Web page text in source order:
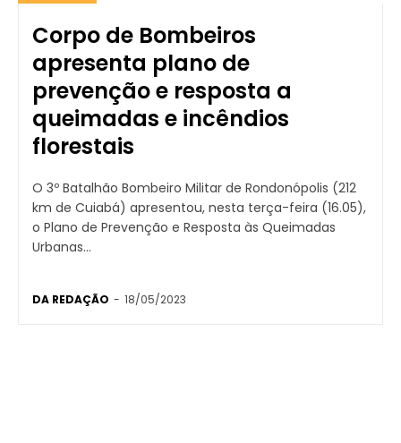
Corpo de Bombeiros
apresenta plano de
prevenção e resposta a
queimadas e incêndios
florestais
O 3º Batalhão Bombeiro Militar de Rondonópolis (212
km de Cuiabá) apresentou, nesta terça-feira (16.05),
o Plano de Prevenção e Resposta às Queimadas
Urbanas...
DA REDAÇÃO - 18/05/2023